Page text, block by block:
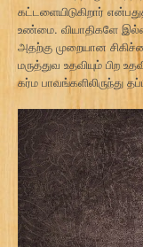
கட்டளையிடுகிறார்
உண்மை. வியாதிகளே
அதற்கு முறையான
மருத்துவ உதவியும் பிற
கர்ம பாவங்களிலிருந்து